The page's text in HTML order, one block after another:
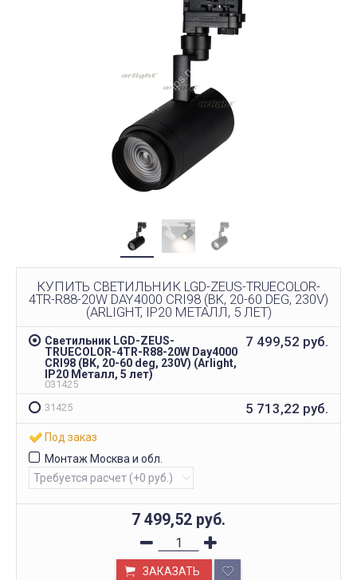
КУПИТЬ СВЕТИЛЬНИК LGD-ZEUS-TRUECOLOR-
4TR-R88-20W DAY4000 CRI98 (BK, 20-60 DEG, 230V)
(ARLIGHT, IP20 МЕТАЛЛ, 5 ЛЕТ)
Светильник LGD-ZEUS-
TRUECOLOR-4TR-R88-20W Day4000
CRI98 (BK, 20-60 deg, 230V) (Arlight,
IP20 Металл, 5 лет)
031425
7 499,52 руб.
31425 5 713,22 руб.
Под заказ
Монтаж Москва и обл.
7 499,52 руб.
ЗАКАЗАТЬ